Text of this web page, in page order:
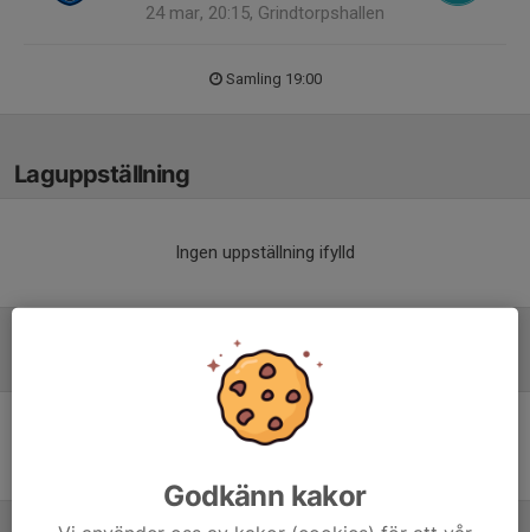
24 mar, 20:15, Grindtorpshallen
Samling 19:00
Laguppställning
Ingen uppställning ifylld
Inget referat skrivet
Godkänn kakor